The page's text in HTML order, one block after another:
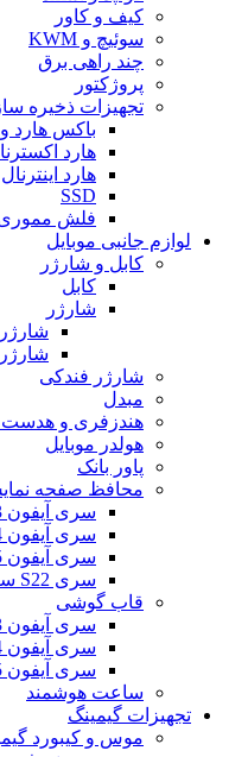
کیف و کاور
سوئیچ و KWM
چند راهی برق
پروژکتور
تجهیزات ذخیره
باکس هارد
هارد
هارد اینترنال
SSD
فلش
لوازم جانبی موبایل
کابل و شارژر
کابل
شارژر
شارژر فندکی
مبدل
هندزفری و هدست
هولدر موبایل
پاور بانک
محافظ صفحه
سری آیفون 13
سری آیفون 14
سری آیفون 15
سری S22 سامسونگ
قاب گوشی
سری آیفون 13
سری آیفون 14
سری آیفون 15
ساعت هوشمند
تجهیزات گیمینگ
موس و کیبورد